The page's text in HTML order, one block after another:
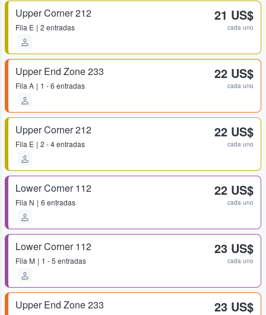
Upper Corner 212
Fila E 2 entradas
21 US$
cada uno
Upper End Zone 233
Fila A 1 - 6 entradas
22 US$
cada uno
Upper Corner 212
Fila E 2 - 4 entradas
22 US$
cada uno
Lower Corner 112
Fila N 6 entradas
22 US$
cada uno
Lower Corner 112
Fila M 1 - 5 entradas
23 US$
cada uno
Upper End Zone 233 23 US$